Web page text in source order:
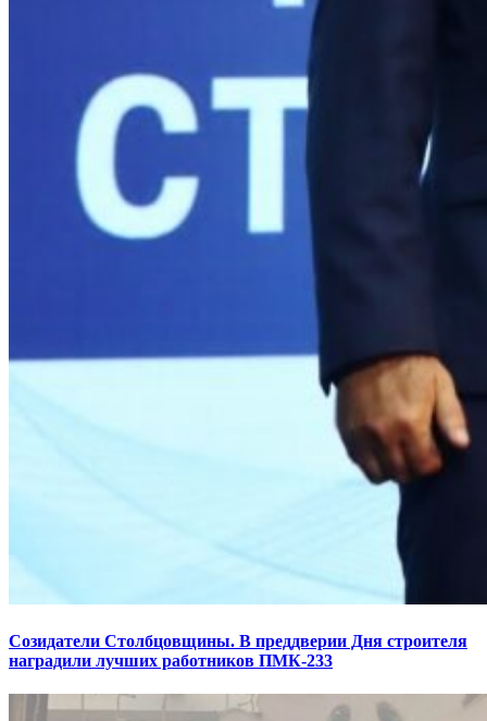
Созидатели Столбцовщины. В преддверии Дня строителя
наградили лучших работников ПМК-233